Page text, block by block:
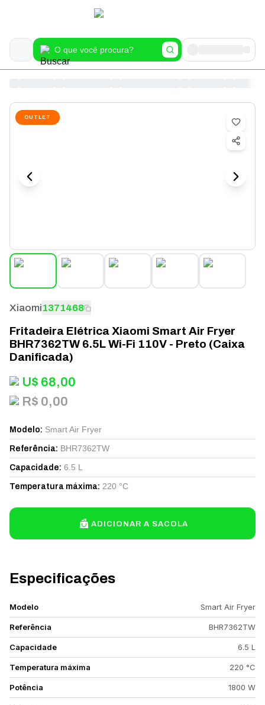
OUTLET
Especificações
Modelo Smart Air Fryer
Referência BHR7362TW
Capacidade 6.5 L
Temperatura máxima 220 °C
Potência 1800 W
Xiaomi1371468
Fritadeira Elétrica Xiaomi Smart Air Fryer
BHR7362TW 6.5L Wi-Fi 110V - Preto (Caixa
Danificada)
U$ 68,00
R$ 0,00
Modelo: Smart Air Fryer
Referência: BHR7362TW
Capacidade: 6.5 L
Temperatura máxima: 220 °C
ADICIONAR A SACOLA